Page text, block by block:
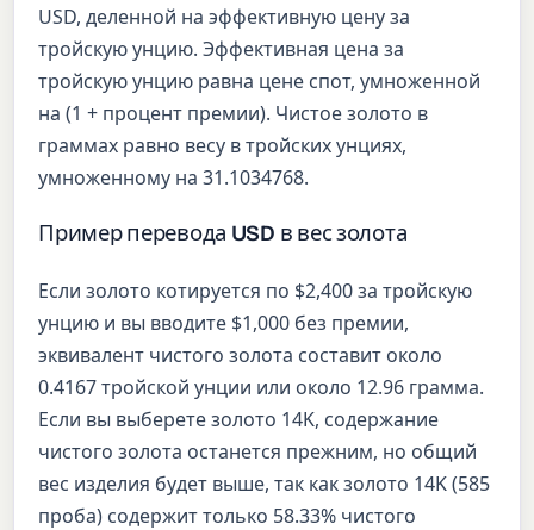
USD, деленной на эффективную цену за
тройскую унцию. Эффективная цена за
тройскую унцию равна цене спот, умноженной
на (1 + процент премии). Чистое золото в
граммах равно весу в тройских унциях,
умноженному на 31.1034768.
Пример перевода USD в вес золота
Если золото котируется по $2,400 за тройскую
унцию и вы вводите $1,000 без премии,
эквивалент чистого золота составит около
0.4167 тройской унции или около 12.96 грамма.
Если вы выберете золото 14K, содержание
чистого золота останется прежним, но общий
вес изделия будет выше, так как золото 14K (585
проба) содержит только 58.33% чистого